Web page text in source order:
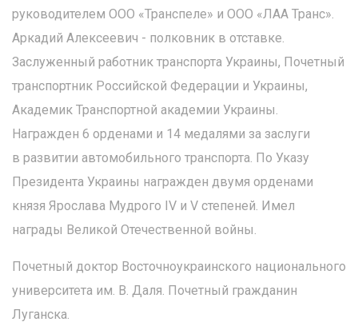
руководителем ООО «Транспеле» и ООО «ЛАА Транс».
Аркадий Алексеевич - полковник в отставке.
Заслуженный работник транспорта Украины, Почетный
транспортник Российской Федерации и Украины,
Академик Транспортной академии Украины.
Награжден 6 орденами и 14 медалями за заслуги
в развитии автомобильного транспорта. По Указу
Президента Украины награжден двумя орденами
князя Ярослава Мудрого IV и V степеней. Имел
награды Великой Отечественной войны.
Почетный доктор Восточноукраинского национального
университета им. В. Даля. Почетный гражданин
Луганска.